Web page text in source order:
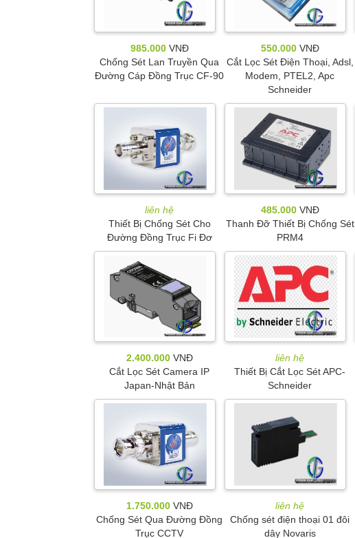
985.000VNĐ
Chống Sét Lan Truyền Qua
Đường Cáp Đồng Trục CF-90
550.000VNĐ
Cắt Lọc Sét Điện Thoại, Adsl,
Modem, PTEL2, Apc
Schneider
liên hệ
Thiết Bị Chống Sét Cho
Đường Đồng Trục Fi Đơ
485.000VNĐ
Thanh Đỡ Thiết Bị Chống Sét
PRM4
2.400.000VNĐ
Cắt Lọc Sét Camera IP
Japan-Nhật Bản
liên hệ
Thiết Bị Cắt Lọc Sét APC-
Schneider
1.750.000VNĐ
Chống Sét Qua Đường Đồng
Trục CCTV
liên hệ
Chống sét điện thoại 01 đôi
dây Novaris